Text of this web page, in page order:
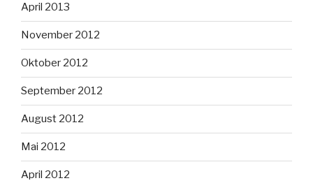
April 2013
November 2012
Oktober 2012
September 2012
August 2012
Mai 2012
April 2012